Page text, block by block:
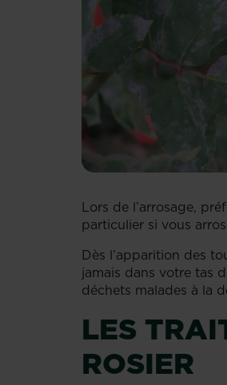
Lors de l’arrosage,
particulier si vous
Dès l’apparition des
jamais dans votre tas
déchets malades à la
LES
ROSIER